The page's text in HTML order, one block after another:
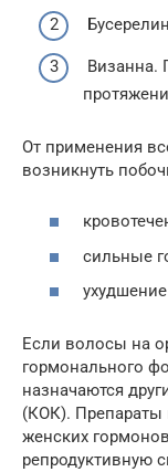
Визанна.
От применения
возникнуть
сильные
Если волосы на
гормонального
назначаются
(КОК). Препараты
женских
репродуктивную